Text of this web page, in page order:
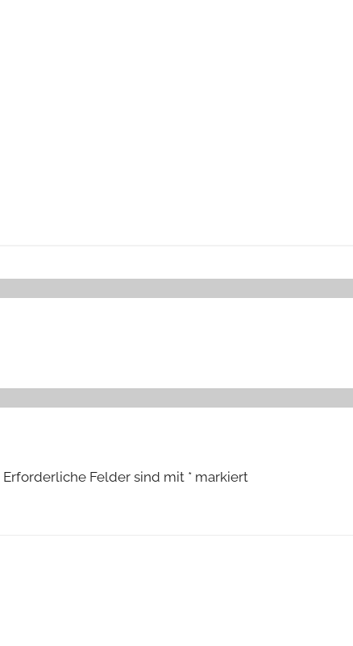
Erforderliche Felder sind mit * markiert